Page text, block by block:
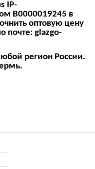
IP-
В0000019245 в
оптовую цену
почте: glazgo-
регион России.